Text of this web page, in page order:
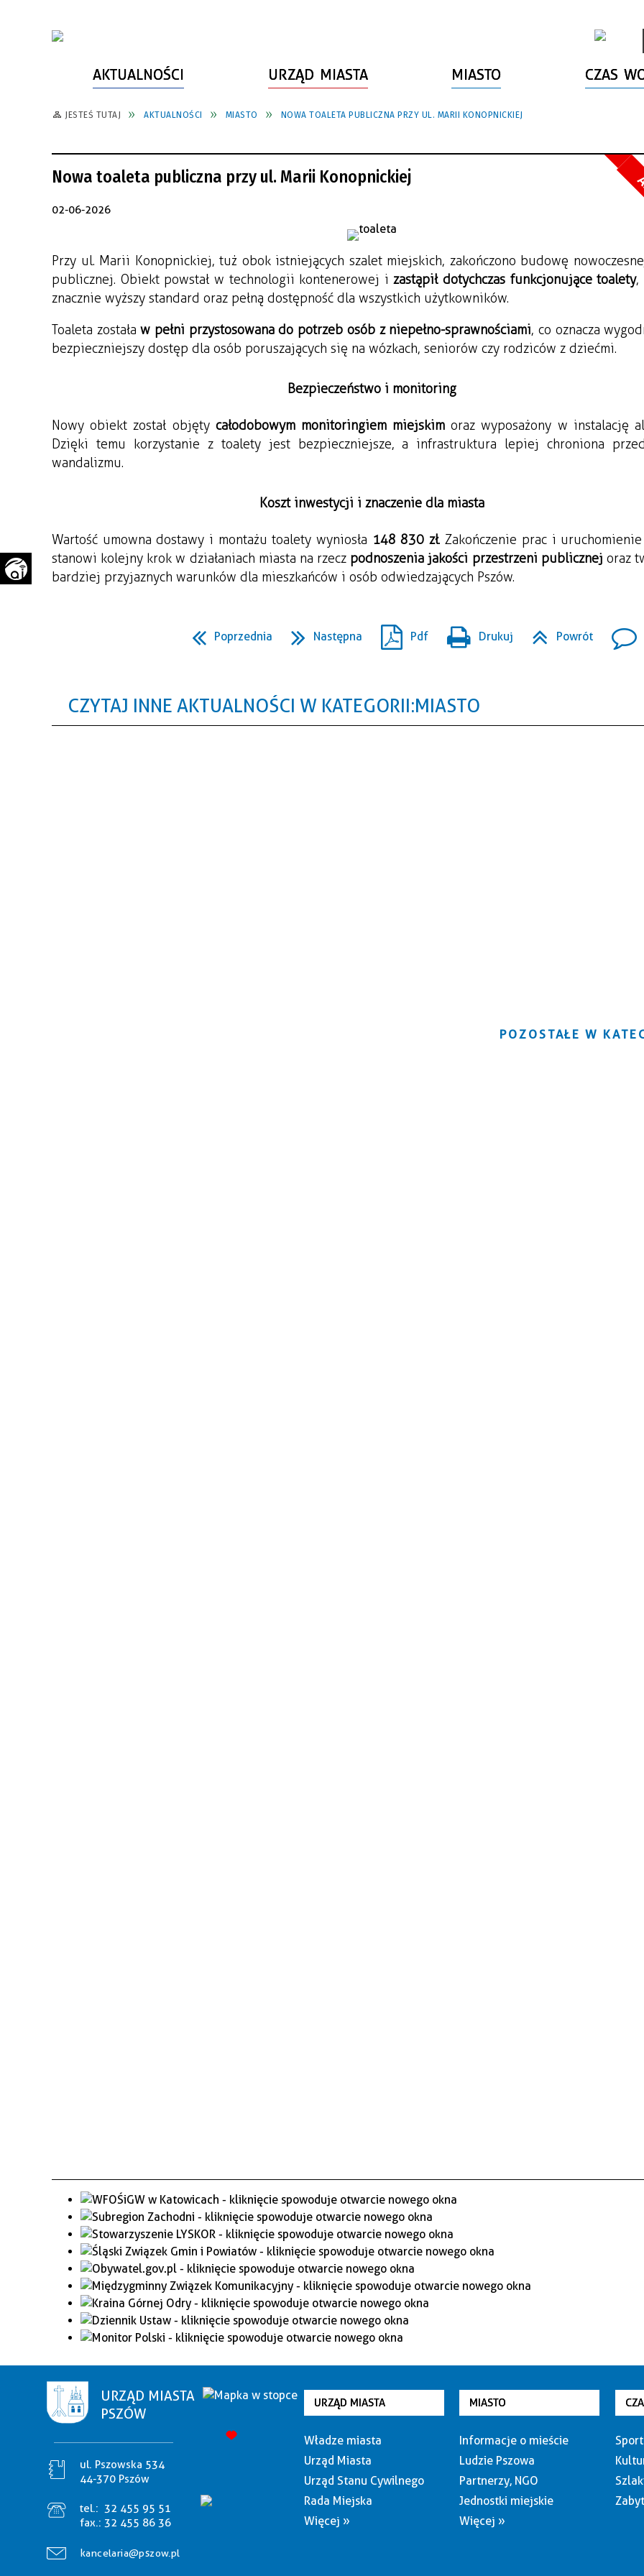
AKTUALNOŚCI URZĄD MIASTA
WŁADZE MIASTA
URZĄD STANU CYWILNEGO
RADA MIEJSKA
STRATEGIE, PLANY, PROGRAMY
FUNDUSZE ZEWNĘTRZNE
MIASTO
INFORMACJE O MIEŚCIE
PARTNERZY, NGO
JEDNOSTKI MIEJSKIE
INWESTYCJE MIEJSKIE
POWIATOWY LIDER
PRZEDSIĘBIORCZOŚCI
WAŻNE TELEFONY
CZAS
SPORT
SZLAKI TURYSTYCZNE
ZABYTKI
ZAŁATW SPRAWĘ
BEZPIECZEŃSTWO
ZWIERZĘTA W GMINIE
INFORMATOR
KOMUNIKACJA I TRANSPORT
ZAGOSPODAROWANIE
PRZESTRZENNE
JESTEŚ TUTAJ AKTUALNOŚCI MIASTO NOWA TOALETA PUBLICZNA PRZY UL. MARII KONOPNICKIEJ
Nowa toaleta publiczna przy ul. Marii Konopnickiej
02-06-2026
Przy ul. Marii Konopnickiej, tuż obok istniejących szalet miejskich, zakończono budowę
publicznej. Obiekt powstał w technologii kontenerowej i zastąpił dotychczas funkcjonujące toalety,
znacznie wyższy standard oraz pełną dostępność dla wszystkich użytkowników.
Toaleta została w pełni przystosowana do potrzeb osób z niepełno-sprawnościami, co oznacza
bezpieczniejszy dostęp dla osób poruszających się na wózkach, seniorów czy rodziców z dziećmi.
Bezpieczeństwo i monitoring
Nowy obiekt został objęty całodobowym monitoringiem miejskim oraz wyposażony w instalację
Dzięki temu korzystanie z toalety jest bezpieczniejsze, a infrastruktura lepiej chroniona
wandalizmu.
Koszt inwestycji i znaczenie dla miasta
Wartość umowna dostawy i montażu toalety wyniosła 148 830 zł. Zakończenie prac i
stanowi kolejny krok w działaniach miasta na rzecz podnoszenia jakości przestrzeni publicznej oraz
bardziej przyjaznych warunków dla mieszkańców i osób odwiedzających Pszów.
Poprzednia Następna Pdf Drukuj Powrót
CZYTAJ INNE AKTUALNOŚCI W KATEGORII: MIASTO
POZOSTAŁE W
URZĄD MIASTA
PSZÓW
ul. Pszowska 534
44-370 Pszów
tel.: 32 455 95 51
fax.: 32 455 86 36
kancelaria@pszow.pl
URZĄD MIASTA
Władze miasta
Urząd Miasta
Urząd Stanu Cywilnego
Rada Miejska
Więcej »
MIASTO
Informacje o mieście
Ludzie Pszowa
Partnerzy, NGO
Jednostki miejskie
Więcej »
Sport